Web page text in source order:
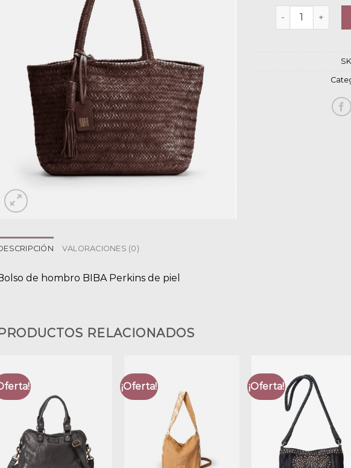
biba bolsos
VALORACIONES (0)
de hombro BIBA Perkins de piel
RELACIONADOS
¡Oferta! ¡Oferta!